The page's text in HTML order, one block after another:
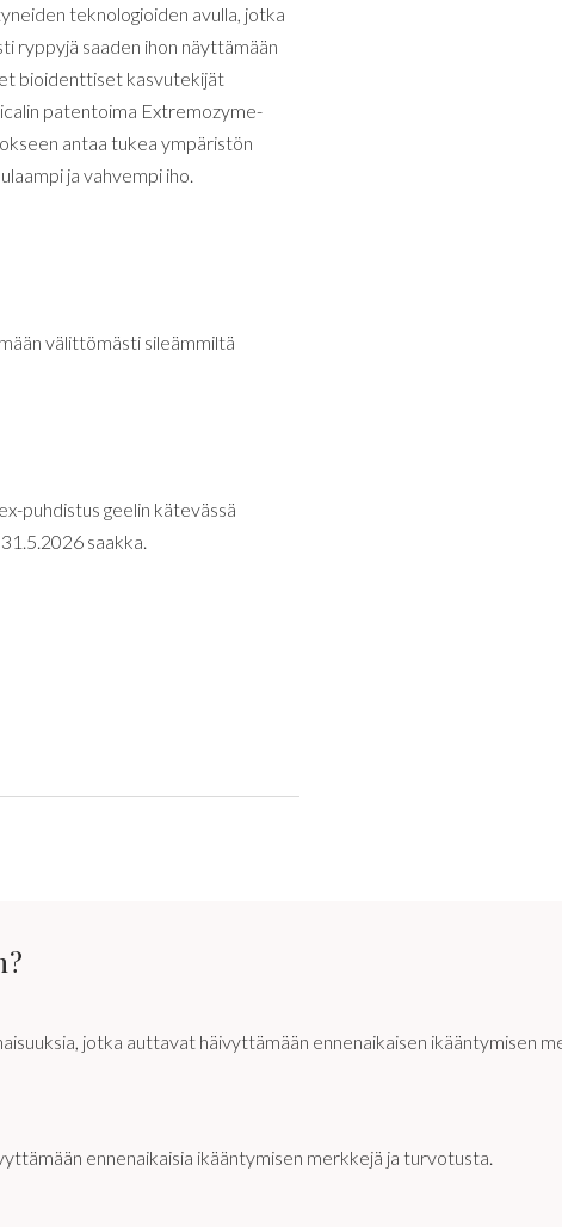
teknologioiden avulla, jotka
ryppyjä saaden ihon näyttämään
bioidenttiset kasvutekijät
patentoima Extremozyme-
antaa tukea ympäristön
ja vahvempi iho.
välittömästi sileämmiltä
puhdistus geelin kätevässä
saakka.
jotka auttavat häivyttämään ennenaikaisen ikääntymisen
ennenaikaisia ikääntymisen merkkejä ja turvotusta.